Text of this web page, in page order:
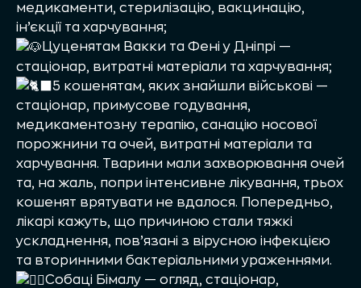
медикаменти, стерилізацію, вакцинацію,
ін’єкції та харчування;
Цуценятам Вакки та Фені у Дніпрі —
стаціонар, витратні матеріали та харчування;
5 кошенятам, яких знайшли військові —
стаціонар, примусове годування,
медикаментозну терапію, санацію носової
порожнини та очей, витратні матеріали та
харчування. Тварини мали захворювання очей
та, на жаль, попри інтенсивне лікування, трьох
кошенят врятувати не вдалося. Попередньо,
лікарі кажуть, що причиною стали тяжкі
ускладнення, пов’язані з вірусною інфекцією
та вторинними бактеріальними ураженнями.
Собаці Бімалу — огляд, стаціонар,